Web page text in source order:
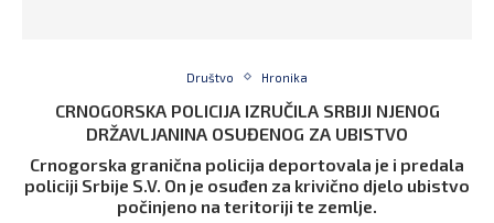
Društvo Hronika
CRNOGORSKA POLICIJA IZRUČILA SRBIJI NJENOG
DRŽAVLJANINA OSUĐENOG ZA UBISTVO
Crnogorska granična policija deportovala je i predala
policiji Srbije S.V. On je osuđen za krivično djelo ubistvo
počinjeno na teritoriji te zemlje.